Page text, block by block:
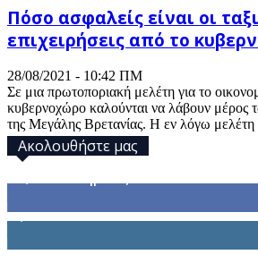
Πόσο ασφαλείς είναι οι
επιχειρήσεις από το
28/08/2021 - 10:42 ΠΜ
Σε μια πρωτοποριακή μελέτη για το
κυβερνοχώρο καλούνται να λάβουν μέρος
της Μεγάλης Βρετανίας. Η εν λόγω μελέτη
Ακολουθήστε μας
1,914 Ακόλουθοι